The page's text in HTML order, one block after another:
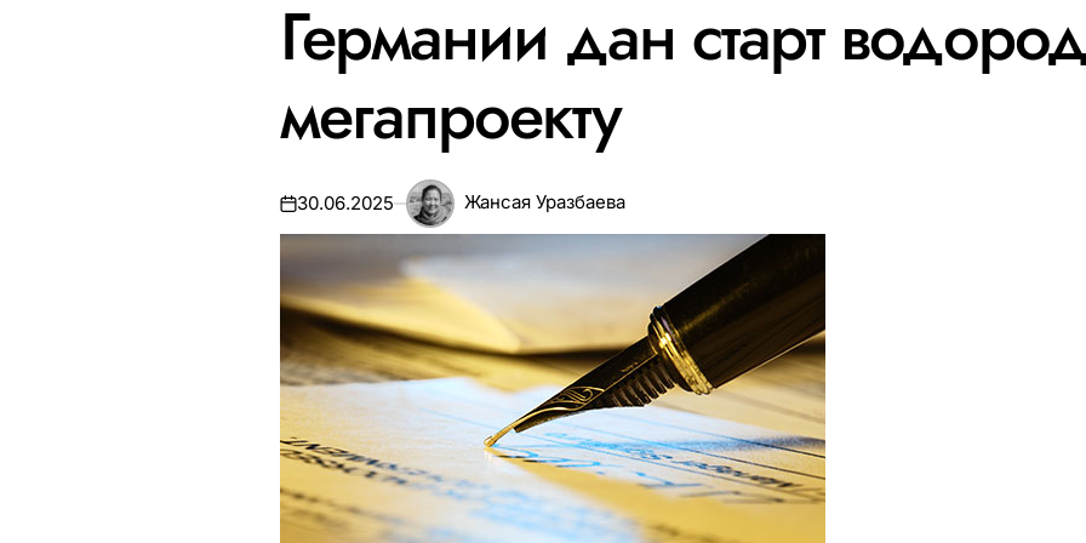
Германии дан старт
мегапроекту
30.06.2025 Жансая Уразбаева